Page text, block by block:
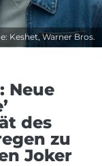
Keshet, Warner Bros.
Neue
des
zu
Joker